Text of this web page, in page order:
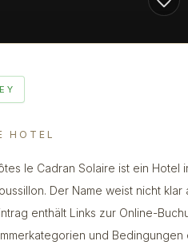
HOTEL
le Cadran Solaire ist ein Hotel
Der Name weist nicht
enthält Links zur Online-
und Bedingungen